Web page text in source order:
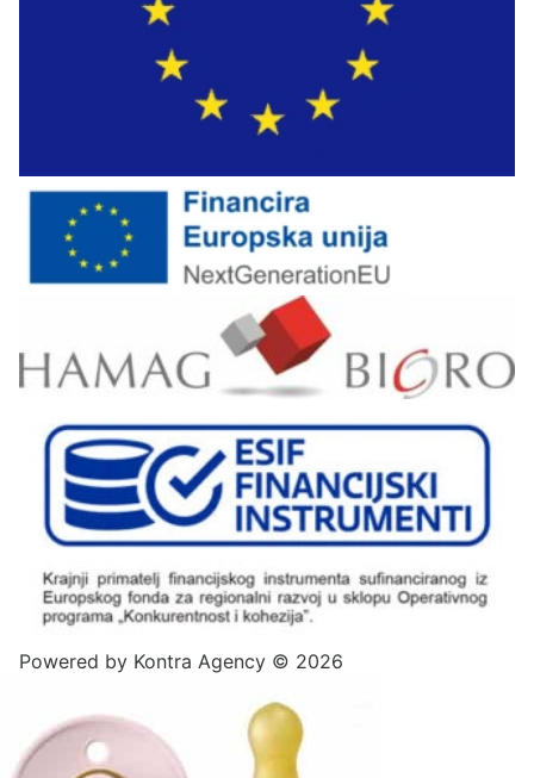
Powered by Kontra Agency © 2026